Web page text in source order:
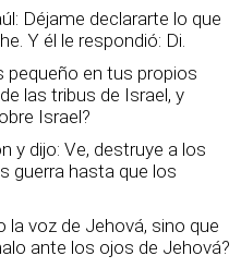
Déjame declararte lo que
Y él le respondió: Di.
pequeño en tus propios
las tribus de Israel, y
Israel?
y dijo: Ve, destruye a los
guerra hasta que los
la voz de Jehová, sino que
ante los ojos de Jehová?